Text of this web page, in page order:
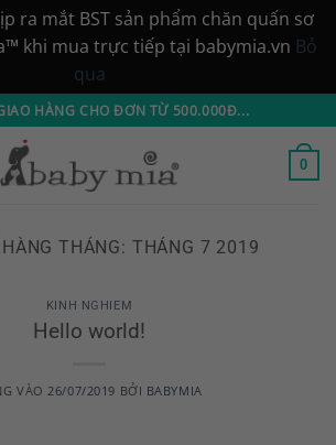
ra mắt BST sản phẩm chăn quấn sơ
khi mua trực tiếp tại babymia.vn Bỏ
qua
HÀNG CHO ĐƠN TỪ 500.000Đ...
0
THÁNG: THÁNG 7 2019
KINH NGHIEM
Hello world!
VÀO 26/07/2019 BỞI BABYMIA